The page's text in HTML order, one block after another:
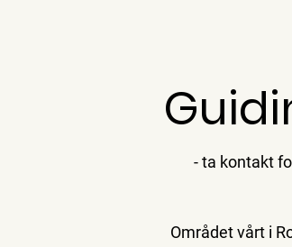
- ta kontakt
Området vårt i